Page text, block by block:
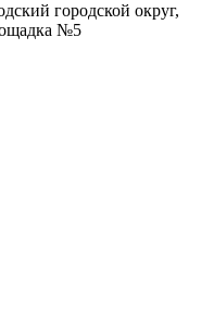
городской округ,
№5